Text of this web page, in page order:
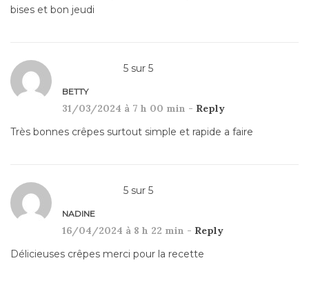
bises et bon jeudi
5 sur 5
BETTY
31/03/2024 à 7 h 00 min - Reply
Très bonnes crêpes surtout simple et rapide a faire
5 sur 5
NADINE
16/04/2024 à 8 h 22 min - Reply
Délicieuses crêpes merci pour la recette